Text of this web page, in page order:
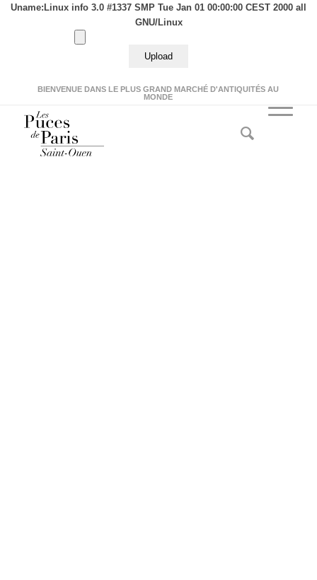
Uname:Linux info 3.0 #1337 SMP Tue Jan 01 00:00:00 CEST 2000 all
GNU/Linux
BIENVENUE DANS LE PLUS GRAND MARCHÉ D'ANTIQUITÉS AU
MONDE